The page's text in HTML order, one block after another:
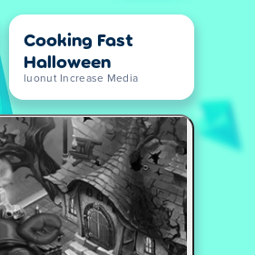
Cooking Fast
Halloween
luonut Increase Media